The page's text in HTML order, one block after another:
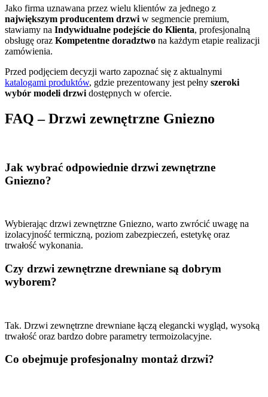
Jako firma uznawana przez wielu klientów za jednego z
największym producentem drzwi w segmencie premium,
stawiamy na Indywidualne podejście do Klienta, profesjonalną
obsługę oraz Kompetentne doradztwo na każdym etapie realizacji
zamówienia.
Przed podjęciem decyzji warto zapoznać się z aktualnymi
katalogami produktów, gdzie prezentowany jest pełny szeroki
wybór modeli drzwi dostępnych w ofercie.
FAQ – Drzwi zewnętrzne Gniezno
Jak wybrać odpowiednie drzwi zewnętrzne
Gniezno?
Wybierając drzwi zewnętrzne Gniezno, warto zwrócić uwagę na
izolacyjność termiczną, poziom zabezpieczeń, estetykę oraz
trwałość wykonania.
Czy drzwi zewnętrzne drewniane są dobrym
wyborem?
Tak. Drzwi zewnętrzne drewniane łączą elegancki wygląd, wysoką
trwałość oraz bardzo dobre parametry termoizolacyjne.
Co obejmuje profesjonalny montaż drzwi?